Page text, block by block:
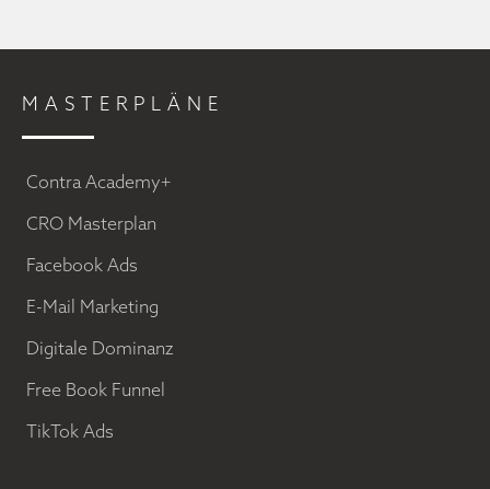
MASTERPLÄNE
Contra Academy+
CRO Masterplan
Facebook Ads
E-Mail Marketing
Digitale Dominanz
Free Book Funnel
TikTok Ads